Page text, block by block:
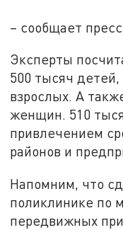
– сообщает
Эксперты
500 тысяч
взрослых. А
женщин. 510
привлечением
районов и
Напомним, что
поликлинике по
передвижных